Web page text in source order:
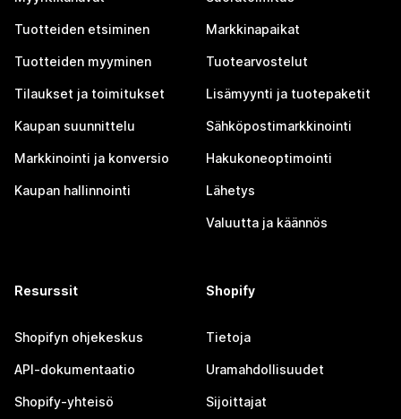
Tuotteiden etsiminen
Tuotteiden myyminen
Tilaukset ja toimitukset
Kaupan suunnittelu
Markkinointi ja konversio
Kaupan hallinnointi
Markkinapaikat
Tuotearvostelut
Lisämyynti ja tuotepaketit
Sähköpostimarkkinointi
Hakukoneoptimointi
Lähetys
Valuutta ja käännös
Resurssit
Shopifyn ohjekeskus
API-dokumentaatio
Shopify-yhteisö
Shopify
Tietoja
Uramahdollisuudet
Sijoittajat